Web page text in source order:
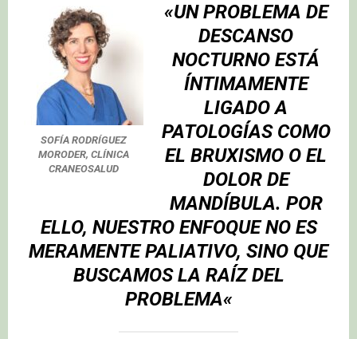
SOFÍA RODRÍGUEZ
MORODER, CLÍNICA
CRANEOSALUD
«UNPROBLEMA DE
DESCANSO
NOCTURNO ESTÁ
ÍNTIMAMENTE
LIGADO A
PATOLOGÍAS COMO
EL BRUXISMO O EL
DOLOR DE
MANDÍBULA. POR
ELLO, NUESTRO ENFOQUE NO ES
MERAMENTE PALIATIVO, SINO QUE
BUSCAMOS LA RAÍZ DEL
PROBLEMA«